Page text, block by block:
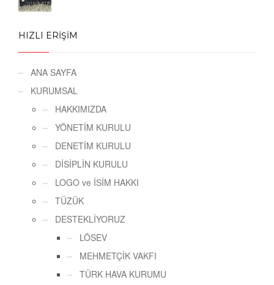
HIZLI ERİŞİM
ANA SAYFA
KURUMSAL
HAKKIMIZDA
YÖNETİM KURULU
DENETİM KURULU
DİSİPLİN KURULU
LOGO ve İSİM HAKKI
TÜZÜK
DESTEKLİYORUZ
LÖSEV
MEHMETÇİK VAKFI
TÜRK HAVA KURUMU